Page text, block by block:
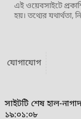
এই ওয়েবসাইটে
হয়। তথ্যের যথার্থতা,
যোগাযোগ
সাইটটি শেষ হাল-
১৯:০১:০৮